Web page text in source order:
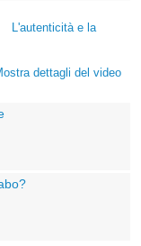
L'autenticità e la
dettagli del video